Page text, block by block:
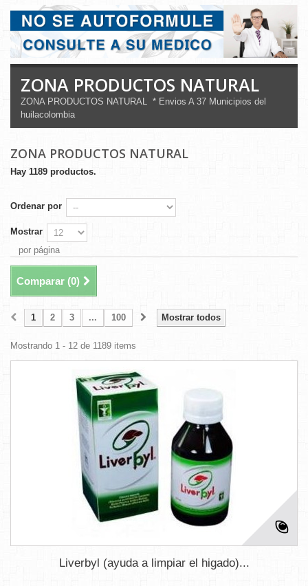
ZONA PRODUCTOS NATURAL
ZONA PRODUCTOS NATURAL * Envios A 37 Municipios del
huilacolombia
ZONA PRODUCTOS NATURAL
Hay 1189 productos.
Ordenar por
Mostrar
por página
Comparar (0)
Mostrar todos
1 2 3 ... 100
Mostrando 1 - 12 de 1189 items
Liverbyl (ayuda a limpiar el higado)...